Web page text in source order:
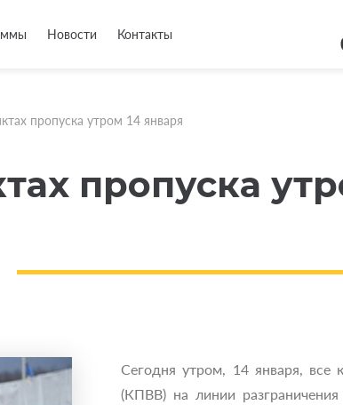
Новости Контакты
пропуска утром 14 января
пропуска
Сегодня утром, 14 января, все
(КПВВ) на линии